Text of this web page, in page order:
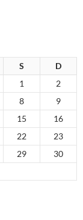
S
D
1
2
8
9
15
16
22
23
29
30